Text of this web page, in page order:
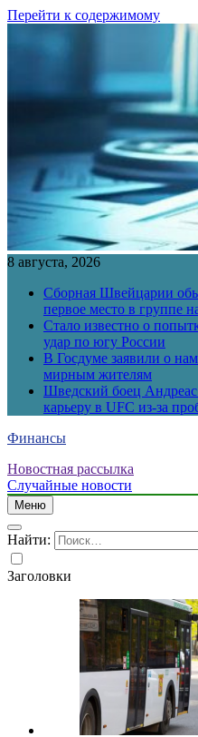
Перейти к содержимому
8 августа, 2026
Сборная Швейцарии
первое место в группе
Стало известно о
удар по югу России
В Госдуме заявили о
мирным жителям
Шведский боец Андреас
карьеру в UFC из-за
Финансы
Новостная рассылка
Случайные новости
Меню
Найти:
Заголовки